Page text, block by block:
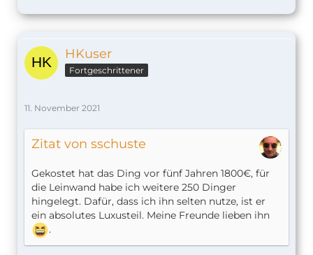
HKuser
Fortgeschrittener
11. November 2021
Zitat von sschuste
Gekostet hat das Ding vor fünf Jahren 1800€, für
die Leinwand habe ich weitere 250 Dinger
hingelegt. Dafür, dass ich ihn selten nutze, ist er
ein absolutes Luxusteil. Meine Freunde lieben ihn
.